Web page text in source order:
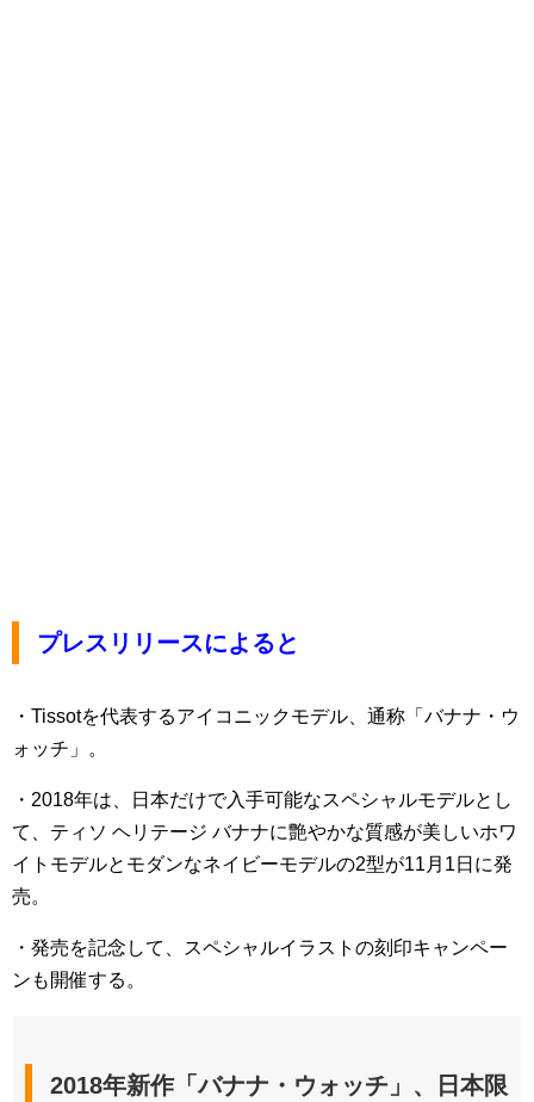
プレスリリースによると
・Tissotを代表するアイコニックモデル、通称「バナナ・ウ
ォッチ」。
・2018年は、日本だけで入手可能なスペシャルモデルとし
て、ティソ ヘリテージ バナナに艶やかな質感が美しいホワ
イトモデルとモダンなネイビーモデルの2型が11月1日に発
売。
・発売を記念して、スペシャルイラストの刻印キャンペー
ンも開催する。
2018年新作「バナナ・ウォッチ」、日本限